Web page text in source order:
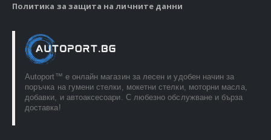
Политика за защита на личните данни
Autoport™ e онлайн магазин за лесен и удобен начин за
поръчка на гумени стелки, мокетни стелки, моторни масла,
добавки, и автоаксесоари. С любезно обслужване и бърза
доставка!